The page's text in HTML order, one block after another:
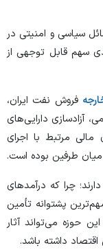
سیاسی و امنیتی در
سهم قابل توجهی از
فروش نفت ایران،
آزادسازی دارایی‌های
مرتبط با اجرای
طرفین بوده است.
چرا که درآمد‌های
پشتوانه تأمین
حوزه می‌تواند آثار
اقتصاد داشته باشد.